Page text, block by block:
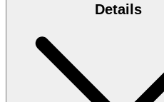
Details